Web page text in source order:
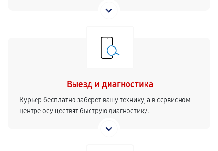
Выезд и диагностика
Курьер бесплатно заберет вашу технику, а в сервисном
центре осуществят быструю диагностику.